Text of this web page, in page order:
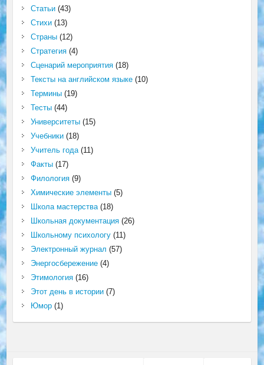
Статьи(43)
Стихи(13)
Страны(12)
Стратегия(4)
Сценарий мероприятия(18)
Тексты на английском языке(10)
Термины(19)
Тесты(44)
Университеты(15)
Учебники(18)
Учитель года(11)
Факты(17)
Филология(9)
Химические элементы(5)
Школа мастерства(18)
Школьная документация(26)
Школьному психологу(11)
Электронный журнал (57)
Энергосбережение(4)
Этимология(16)
Этот день в истории(7)
Юмор(1)